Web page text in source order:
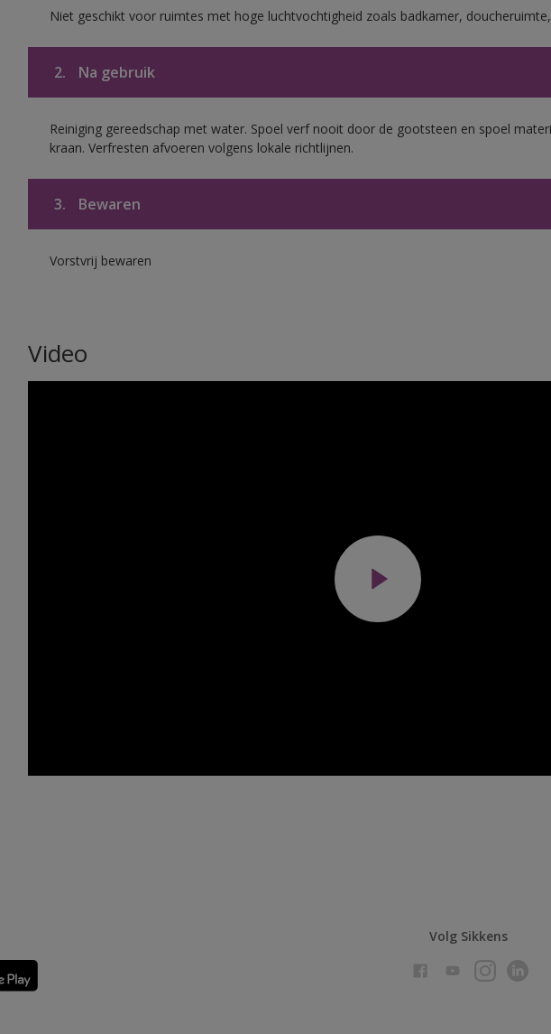
Niet geschikt voor ruimtes met hoge luchtvochtigheid zoals badkamer,
2. Na gebruik
Reiniging gereedschap met water. Spoel verf nooit door de gootsteen en spoel
kraan. Verfresten afvoeren volgens lokale richtlijnen.
3. Bewaren
Vorstvrij bewaren
Video
Volg Sikkens